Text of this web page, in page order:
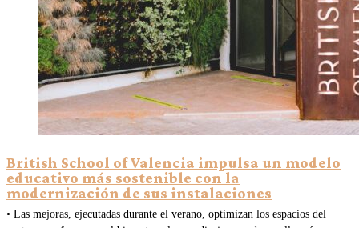
British School of Valencia impulsa un modelo
educativo más sostenible con la
modernización de sus instalaciones
• Las mejoras, ejecutadas durante el verano, optimizan los espacios del